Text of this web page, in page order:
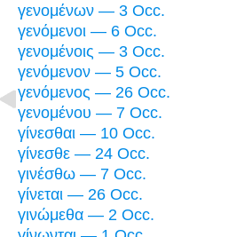
γενομένων — 3 Occ.
γενόμενοι — 6 Occ.
γενομένοις — 3 Occ.
γενόμενον — 5 Occ.
γενόμενος — 26 Occ.
γενομένου — 7 Occ.
γίνεσθαι — 10 Occ.
γίνεσθε — 24 Occ.
γινέσθω — 7 Occ.
γίνεται — 26 Occ.
γινώμεθα — 2 Occ.